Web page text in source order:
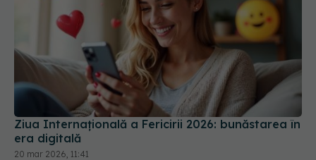
Ziua Internațională a Fericirii 2026: bunăstarea în
era digitală
20 mar 2026, 11:41